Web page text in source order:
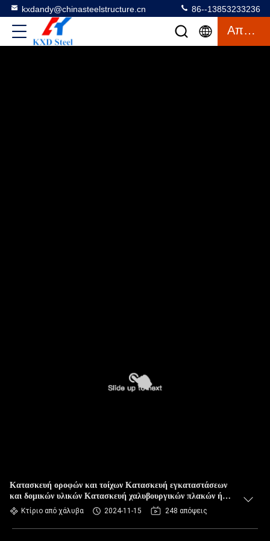
kxdandy@chinasteelstructure.cn 86--13853233236
Απόσπασμα
Κατασκευή οροφών και τοίχων Κατασκευή εγκαταστάσεων
και δομικών υλικών Κατασκευή χαλυβουργικών πλακών ή
σάντουιτς
Κτίριο από χάλυβα 2024-11-15 248 απόψεις